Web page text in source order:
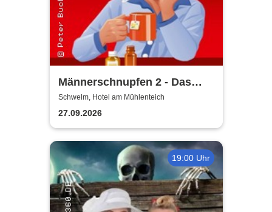
Männerschnupfen 2 - Das
Imperium schnupft zurück -
Buchenau Comedy Dinner
Tour
Schwelm, Hotel am Mühlenteich
27.09.2026
19:00 Uhr